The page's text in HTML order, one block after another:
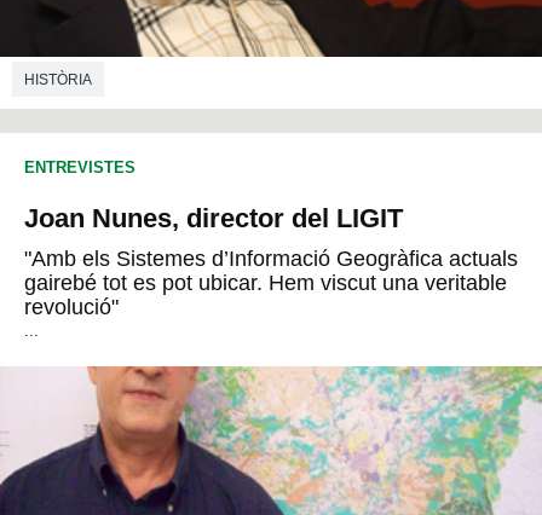
HISTÒRIA
ENTREVISTES
Joan Nunes, director del LIGIT
"Amb els Sistemes d’Informació Geogràfica actuals
gairebé tot es pot ubicar. Hem viscut una veritable
revolució"
...